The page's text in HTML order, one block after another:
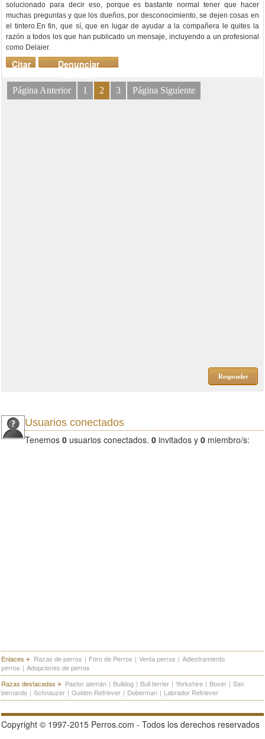
solucionado para decir eso, porque es bastante normal tener que hacer
muchas preguntas y que los dueños, por desconocimiento, se dejen cosas en
el tintero.En fin, que sí, que en lugar de ayudar a la compañera le quites la
razón a todos los que han publicado un mensaje, incluyendo a un profesional
como Delaier.
Denunciar
mensaje
Citar
Página Anterior 1 2 3 Página Siguiente
Responder
Usuarios conectados
Tenemos 0 usuarios conectados. 0 invitados y 0 miembro/s:
Enlaces Razas de perros | Foro de Perros | Venta perros | Adiestramiento
perros | Adopciones de perros
Razas destacadas
Pastor alemán | Bulldog | Bull terrier | Yorkshire | Boxer | San
bernardo | Schnauzer | Golden Retriever | Doberman | Labrador Retriever
Copyright © 1997-2015 Perros.com - Todos los derechos reservados